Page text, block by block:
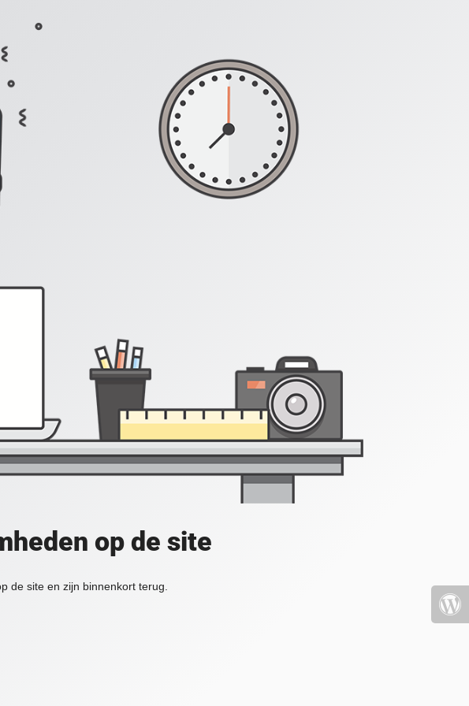
op de site
de site en zijn binnenkort terug.